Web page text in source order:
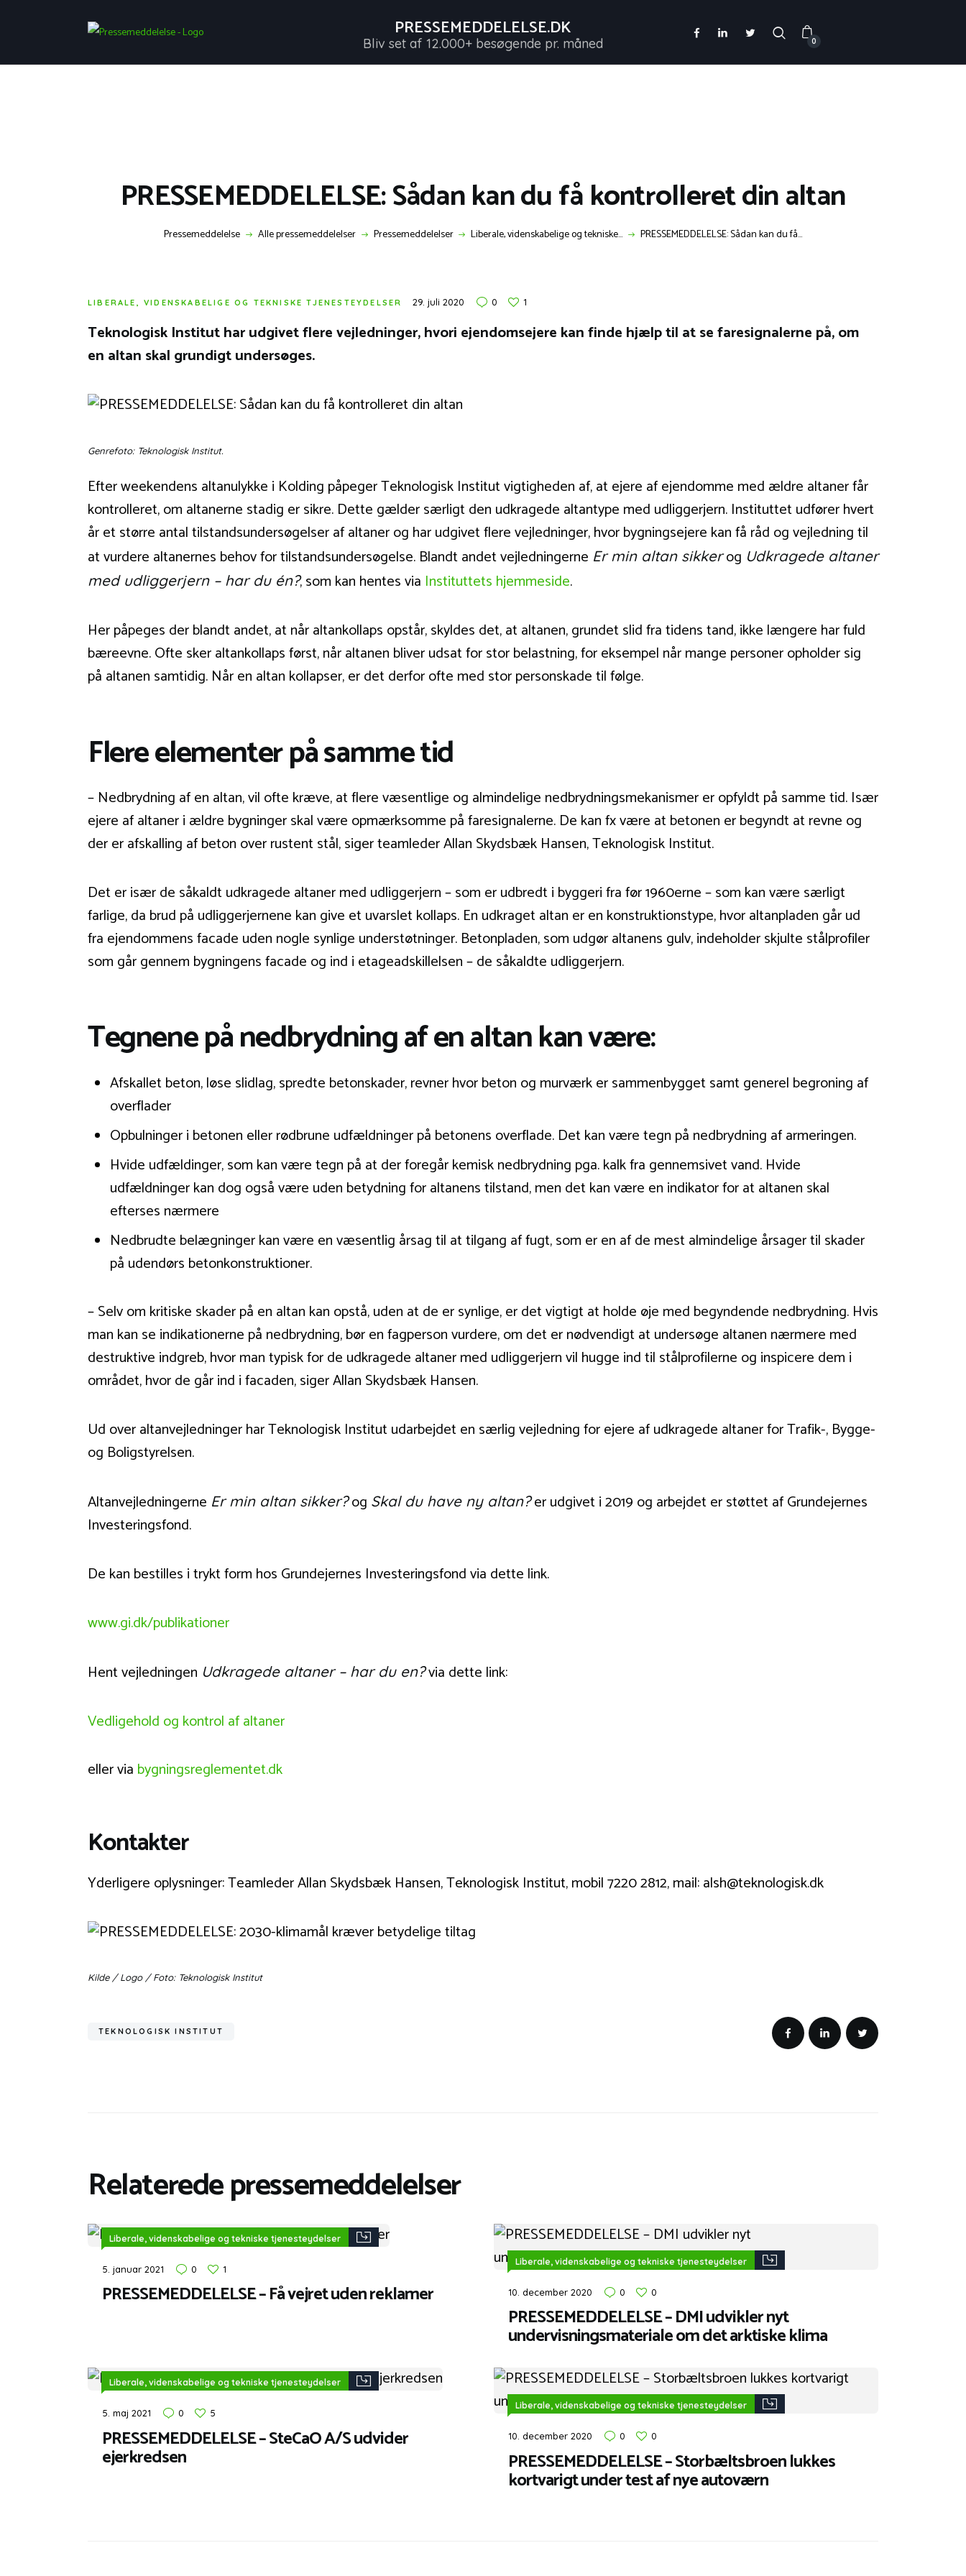
PRESSEMEDDELELSE.DK
Bliv set af 12.000+ besøgende pr. måned 0
PRESSEMEDDELELSE: Sådan kan du få kontrolleret din altan
Pressemeddelelse Alle pressemeddelelser Pressemeddelelser Liberale, videnskabelige og tekniske... PRESSEMEDDELELSE: Sådan kan du få...
PRESSEMEDDELELSE.DK
FORSIDE
PRESSEMEDDELELSER
KONTAKT OS
LIBERALE, VIDENSKABELIGE OG TEKNISKE TJENESTEYDELSER 29. juli 2020 0 1
Teknologisk Institut har udgivet flere vejledninger, hvori ejendomsejere kan finde hjælp til at se faresignalerne på, om
en altan skal grundigt undersøges.
Genrefoto: Teknologisk Institut.
Efter weekendens altanulykke i Kolding påpeger Teknologisk Institut vigtigheden af, at ejere af ejendomme med ældre altaner får
kontrolleret, om altanerne stadig er sikre. Dette gælder særligt den udkragede altantype med udliggerjern. Instituttet udfører hvert
år et større antal tilstandsundersøgelser af altaner og har udgivet flere vejledninger, hvor bygningsejere kan få råd og vejledning til
at vurdere altanernes behov for tilstandsundersøgelse. Blandt andet vejledningerne Er min altan sikkerog Udkragede altaner
med udliggerjern – har du én?, som kan hentes via Instituttets hjemmeside.
Her påpeges der blandt andet, at når altankollaps opstår, skyldes det, at altanen, grundet slid fra tidens tand, ikke længere har fuld
bæreevne. Ofte sker altankollaps først, når altanen bliver udsat for stor belastning, for eksempel når mange personer opholder sig
på altanen samtidig. Når en altan kollapser, er det derfor ofte med stor personskade til følge.
Flere elementer på samme tid
– Nedbrydning af en altan, vil ofte kræve, at flere væsentlige og almindelige nedbrydningsmekanismer er opfyldt på samme tid. Især
ejere af altaner i ældre bygninger skal være opmærksomme på faresignalerne. De kan fx være at betonen er begyndt at revne og
der er afskalling af beton over rustent stål, siger teamleder Allan Skydsbæk Hansen, Teknologisk Institut.
Det er især de såkaldt udkragede altaner med udliggerjern – som er udbredt i byggeri fra før 1960erne – som kan være særligt
farlige, da brud på udliggerjernene kan give et uvarslet kollaps. En udkraget altan er en konstruktionstype, hvor altanpladen går ud
fra ejendommens facade uden nogle synlige understøtninger. Betonpladen, som udgør altanens gulv, indeholder skjulte stålprofiler
som går gennem bygningens facade og ind i etageadskillelsen – de såkaldte udliggerjern.
Tegnene på nedbrydning af en altan kan være:
Afskallet beton, løse slidlag, spredte betonskader, revner hvor beton og murværk er sammenbygget samt generel begroning af
overflader
Opbulninger i betonen eller rødbrune udfældninger på betonens overflade. Det kan være tegn på nedbrydning af armeringen.
Hvide udfældinger, som kan være tegn på at der foregår kemisk nedbrydning pga. kalk fra gennemsivet vand. Hvide
udfældninger kan dog også være uden betydning for altanens tilstand, men det kan være en indikator for at altanen skal
efterses nærmere
Nedbrudte belægninger kan være en væsentlig årsag til at tilgang af fugt, som er en af de mest almindelige årsager til skader
på udendørs betonkonstruktioner.
– Selv om kritiske skader på en altan kan opstå, uden at de er synlige, er det vigtigt at holde øje med begyndende nedbrydning. Hvis
man kan se indikationerne på nedbrydning, bør en fagperson vurdere, om det er nødvendigt at undersøge altanen nærmere med
destruktive indgreb, hvor man typisk for de udkragede altaner med udliggerjern vil hugge ind til stålprofilerne og inspicere dem i
området, hvor de går ind i facaden, siger Allan Skydsbæk Hansen.
Ud over altanvejledninger har Teknologisk Institut udarbejdet en særlig vejledning for ejere af udkragede altaner for Trafik-, Bygge-
og Boligstyrelsen.
Altanvejledningerne Er min altan sikker?og Skal du have ny altan?er udgivet i 2019 og arbejdet er støttet af Grundejernes
Investeringsfond.
De kan bestilles i trykt form hos Grundejernes Investeringsfond via dette link.
www.gi.dk/publikationer
Hent vejledningen Udkragede altaner – har du en?via dette link:
Vedligehold og kontrol af altaner
eller via bygningsreglementet.dk
Kontakter
Yderligere oplysninger: Teamleder Allan Skydsbæk Hansen, Teknologisk Institut, mobil 7220 2812, mail: alsh@teknologisk.dk
Kilde / Logo / Foto: Teknologisk Institut
TEKNOLOGISK INSTITUT
Relaterede pressemeddelelser
Liberale, videnskabelige og tekniske tjenesteydelser
5. januar 2021 0 1
PRESSEMEDDELELSE – Få vejret uden reklamer
Liberale, videnskabelige og tekniske tjenesteydelser
10. december 2020 0 0
PRESSEMEDDELELSE – DMI udvikler nyt
undervisningsmateriale om det arktiske klima
Liberale, videnskabelige og tekniske tjenesteydelser
5. maj 2021 0 5
PRESSEMEDDELELSE – SteCaO A/S udvider
ejerkredsen
Liberale, videnskabelige og tekniske tjenesteydelser
10. december 2020 0 0
PRESSEMEDDELELSE – Storbæltsbroen lukkes
kortvarigt under test af nye autoværn